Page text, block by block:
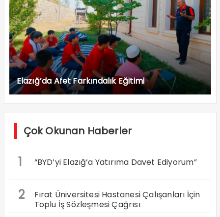
Elazığ’da Afet Farkındalık Eğitimi
Çok Okunan Haberler
1 “BYD’yi Elazığ’a Yatırıma Davet Ediyorum”
2
Fırat Üniversitesi Hastanesi Çalışanları İçin
Toplu İş Sözleşmesi Çağrısı